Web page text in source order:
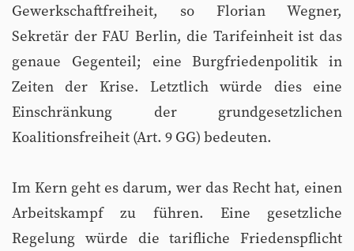
Gewerkschaftfreiheit, so Florian Wegner,
Sekretär der FAU Berlin, die Tarifeinheit ist das
genaue Gegenteil; eine Burgfriedenpolitik in
Zeiten der Krise. Letztlich würde dies eine
Einschränkung der grundgesetzlichen
Koalitionsfreiheit (Art. 9 GG) bedeuten.
Im Kern geht es darum, wer das Recht hat, einen
Arbeitskampf zu führen. Eine gesetzliche
Regelung würde die tarifliche Friedenspflicht